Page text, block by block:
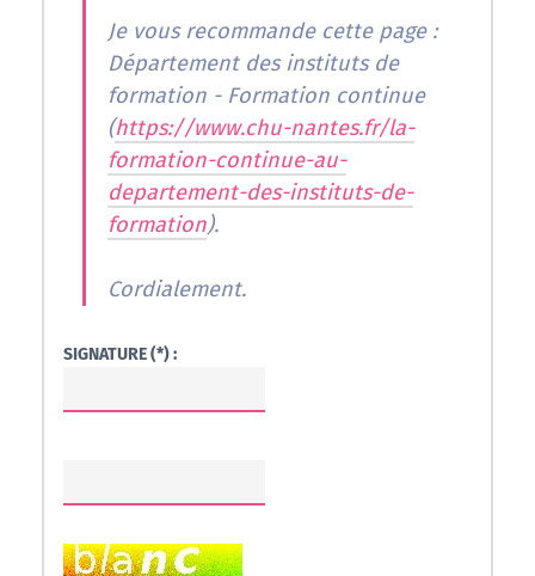
Je vous recommande cette page :
Département des instituts de
formation - Formation continue
(https://www.chu-nantes.fr/la-
formation-continue-au-
departement-des-instituts-de-
formation).
Cordialement.
SIGNATURE (*) :